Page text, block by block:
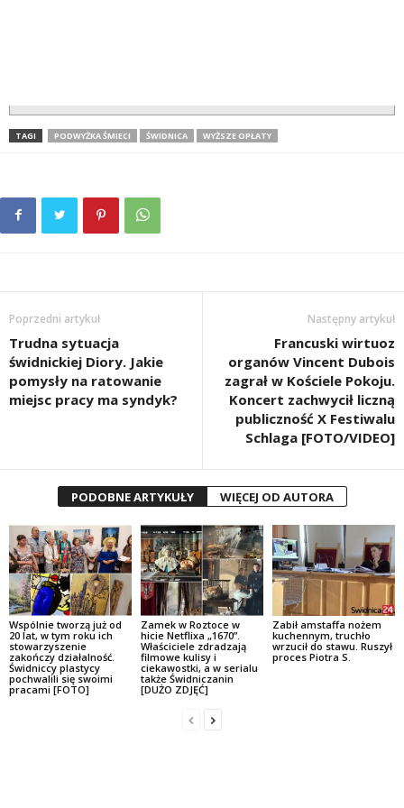
TAGI PODWYŻKA ŚMIECI ŚWIDNICA WYŻSZE OPŁATY
Poprzedni artykuł
Trudna sytuacja
świdnickiej Diory. Jakie
pomysły na ratowanie
miejsc pracy ma syndyk?
Następny artykuł
Francuski wirtuoz
organów Vincent Dubois
zagrał w Kościele Pokoju.
Koncert zachwycił liczną
publiczność X Festiwalu
Schlaga [FOTO/VIDEO]
PODOBNE ARTYKUŁY WIĘCEJ OD AUTORA
Wspólnie tworzą już od
20 lat, w tym roku ich
stowarzyszenie
zakończy działalność.
Świdniccy plastycy
pochwalili się swoimi
pracami [FOTO]
Zamek w Roztoce w
hicie Netflixa „1670”.
Właściciele zdradzają
filmowe kulisy i
ciekawostki, a w serialu
także Świdniczanin
[DUŻO ZDJĘĆ]
Zabił amstaffa nożem
kuchennym, truchło
wrzucił do stawu. Ruszył
proces Piotra S.